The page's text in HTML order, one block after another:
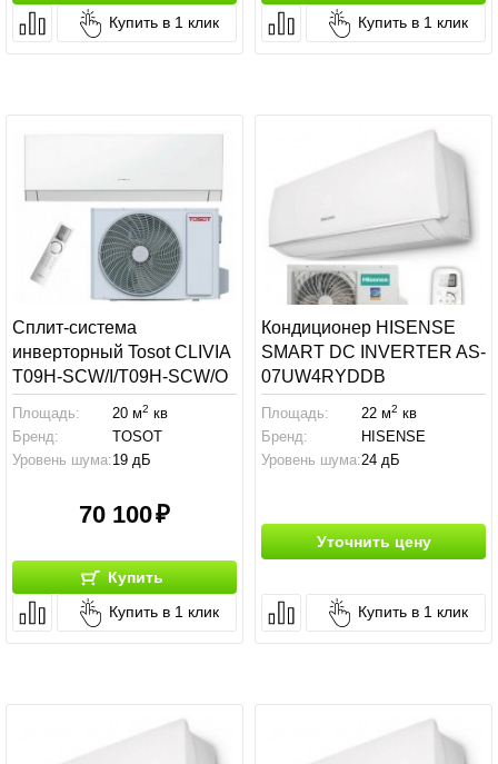
Купить в 1 клик
Купить в 1 клик
Сплит-система
инверторный Tosot CLIVIA
T09H-SCW/I/T09H-SCW/O
Площадь: 20 м2 кв
Бренд:
TOSOT
Уровень шума:19 дБ
70 100
Купить
Купить в 1 клик
Кондиционер HISENSE
SMART DC INVERTER AS-
07UW4RYDDB
Площадь: 22 м2 кв
Бренд:
HISENSE
Уровень шума:24 дБ
Уточнить цену
Купить в 1 клик